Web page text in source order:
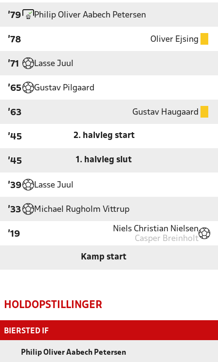
'79 Philip Oliver Aabech Petersen
'78 Oliver Ejsing
'71 Lasse Juul
'65 Gustav Pilgaard
'63 Gustav Haugaard
'45 2. halvleg start
'45 1. halvleg slut
'39 Lasse Juul
'33 Michael Rugholm Vittrup
'19
Niels Christian Nielsen
Casper Breinholt
Kamp start
HOLDOPSTILLINGER
BIERSTED IF
Philip Oliver Aabech Petersen